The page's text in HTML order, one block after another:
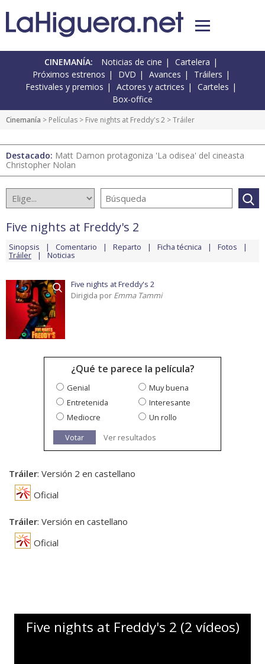
CINEMANÍA: Noticias de cine
Cartelera
Próximos estrenos
DVD Avances
Tráilers
Festivales y premios
Actores y actrices
Carteles
Box-office
Cinemanía > Películas > Five nights at Freddy's 2 > Tráiler
Destacado: Matt Damon protagoniza 'La odisea' del cineasta
Christopher Nolan
Five nights at Freddy's 2
Sinopsis Comentario Reparto Ficha técnica Fotos
Tráiler Noticias
Five nights at Freddy's 2
Dirigida por Emma Tammi
¿Qué te parece la película?
Genial
Muy buena
Entretenida
Interesante
Mediocre
Un rollo
Votar
Ver resultados
Tráiler: Versión 2 en castellano
Oficial
Tráiler: Versión en castellano
Oficial
Five nights at Freddy's 2 (2 vídeos)